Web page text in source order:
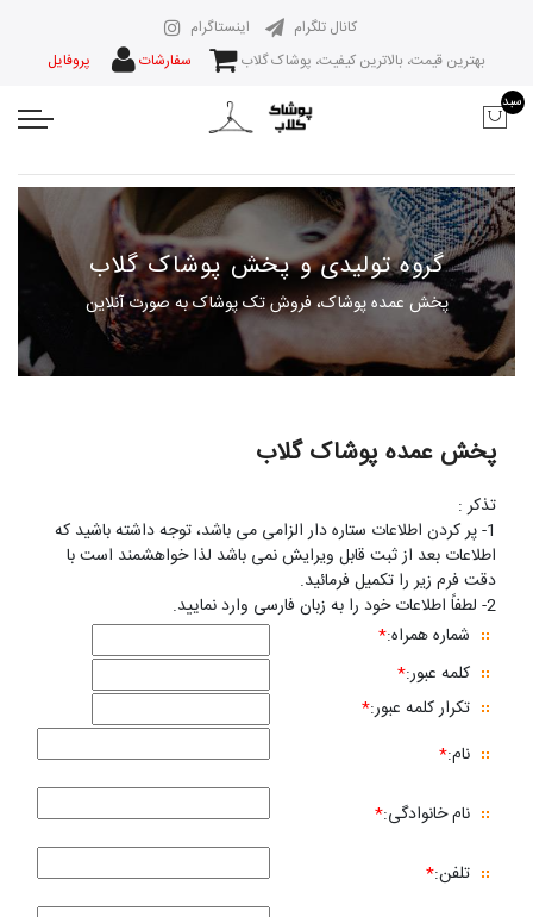
اینستاگرام
کانال تلگرام
بهترین قیمت، بالاترین کیفیت، پوشاک گلاب
سفارشات پروفایل
سبد
گروه تولیدی و پخش پوشاک گلاب
پخش عمده پوشاک، فروش تک پوشاک به صورت آنلاین
پخش عمده پوشاک گلاب
تذکر :
1- پر کردن اطلاعات ستاره دار الزامی می باشد، توجه داشته باشید که
اطلاعات بعد از ثبت قابل ویرایش نمی باشد لذا خواهشمند است با
دقت فرم زیر را تکمیل فرمائید.
2- لطفاً اطلاعات خود را به زبان فارسی وارد نمایید.
شماره همراه:*
کلمه عبور:*
تکرار کلمه عبور:*
نام:*
نام خانوادگی:*
تلفن:*